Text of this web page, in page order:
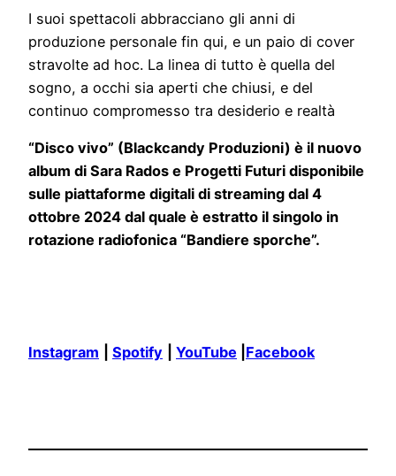
I suoi spettacoli abbracciano gli anni di
produzione personale fin qui, e un paio di cover
stravolte ad hoc. La linea di tutto è quella del
sogno, a occhi sia aperti che chiusi, e del
continuo compromesso tra desiderio e realtà
“Disco vivo” (Blackcandy Produzioni) è il nuovo
album di Sara Rados e Progetti Futuri disponibile
sulle piattaforme digitali di streaming dal 4
ottobre 2024 dal quale è estratto il singolo in
rotazione radiofonica “Bandiere sporche”.
Instagram Spotify YouTube Facebook